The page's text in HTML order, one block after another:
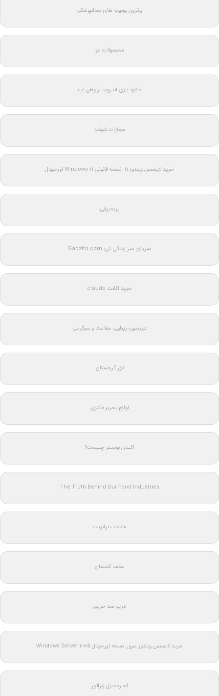
برترین یونیت های دندانپزشکی
محصولات مو
دانلود بازی اندروید از وطن اپ
مجازات شیشه
خرید لایسنس ویندوز 11: نسخه قانونی Windows 11 اورجینال
پرده برقی
سبزیتو: سبز زندگی کن: Sabzito.com
خرید اکانت claude
دورجین؛ زیبایی، سلامت و سرگرمی
تور گرجستان
لوازم تحریر فانتزی
اکـتان بوسـتر چـیست؟
The Truth Behind Our Food Industries
خدمات ترانزیت
سقف کشسان
درب ضد حریق
خرید لایسنس ویندوز سرور: نسخه اورجینال Windows Server 2025
اجاره دیزل ژنراتور